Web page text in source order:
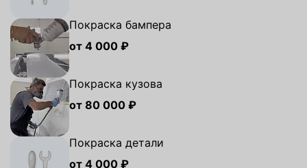
Покраска бампера
от 4 000 ₽
Покраска кузова
от 80 000 ₽
Покраска детали
от 4 000 ₽